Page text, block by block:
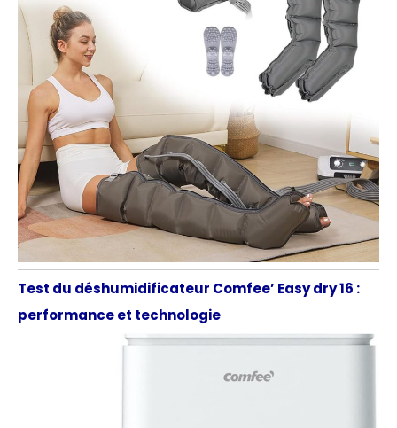
Test du déshumidificateur Comfee’ Easy dry 16 :
performance et technologie